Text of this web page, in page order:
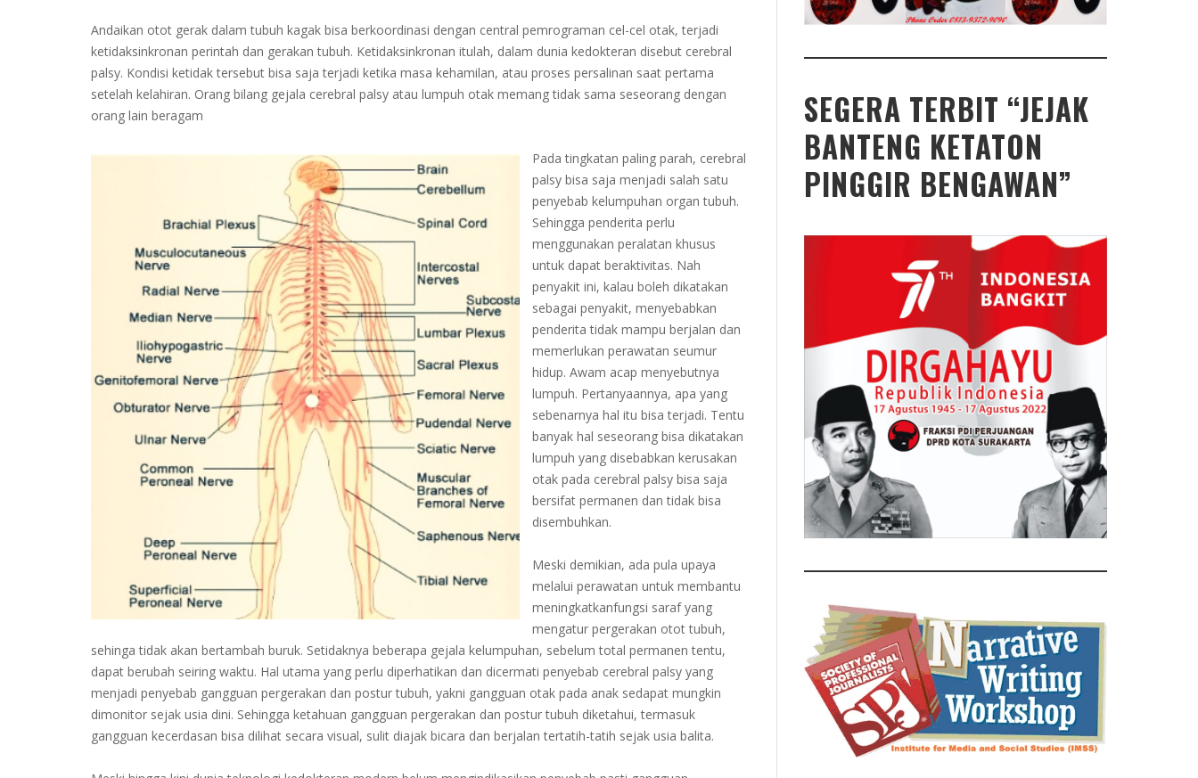
Andaikan otot gerak dalam tubuh kagak bisa berkoordinasi dengan central pemrograman cel-cel otak, terjadi
ketidaksinkronan perintah dan gerakan tubuh. Ketidaksinkronan itulah, dalam dunia kedokteran disebut cerebral
palsy. Kondisi ketidak tersebut bisa saja terjadi ketika masa kehamilan, atau proses persalinan saat pertama
setelah kelahiran. Orang bilang gejala cerebral palsy atau lumpuh otak memang tidak sama seseorang dengan
orang lain beragam
Pada tingkatan paling parah, cerebral
palsy bisa saja menjadi salah satu
penyebab kelumpuhan organ tubuh.
Sehingga penderita perlu
menggunakan peralatan khusus
untuk dapat beraktivitas. Nah
penyakit ini, kalau boleh dikatakan
sebagai penyakit, menyebabkan
penderita tidak mampu berjalan dan
memerlukan perawatan seumur
hidup. Awam acap menyebutnya
lumpuh. Pertanyaannya, apa yang
sebenarnya hal itu bisa terjadi. Tentu
banyak hal seseorang bisa dikatakan
lumpuh yang disebabkan kerusakan
otak pada cerebral palsy bisa saja
bersifat permanen dan tidak bisa
disembuhkan.
Meski demikian, ada pula upaya
melalui perawatan untuk membantu
meningkatkanfungsi saraf yang
mengatur pergerakan otot tubuh,
sehinga tidak akan bertambah buruk. Setidaknya beberapa gejala kelumpuhan, sebelum total permanen tentu,
dapat berubah seiring waktu. Hal utama yang perlu diperhatikan dan dicermati penyebab cerebral palsy yang
menjadi penyebab gangguan pergerakan dan postur tubuh, yakni gangguan otak pada anak sedapat mungkin
dimonitor sejak usia dini. Sehingga ketahuan gangguan pergerakan dan postur tubuh diketahui, termasuk
gangguan kecerdasan bisa dilihat secara visual, sulit diajak bicara dan berjalan tertatih-tatih sejak usia balita.
SEGERA TERBIT “JEJAK
BANTENG KETATON
PINGGIR BENGAWAN”